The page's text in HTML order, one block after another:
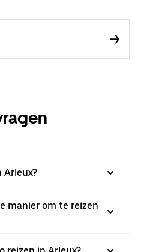
Arleux?
manier om te reizen